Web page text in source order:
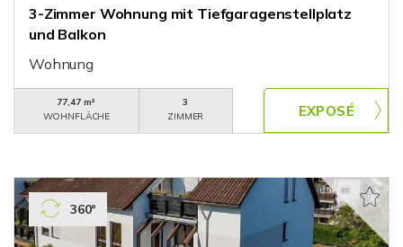
3-Zimmer Wohnung mit Tiefgaragenstellplatz
und Balkon
Wohnung
77,47 m²
WOHNFLÄCHE
3
ZIMMER
360°